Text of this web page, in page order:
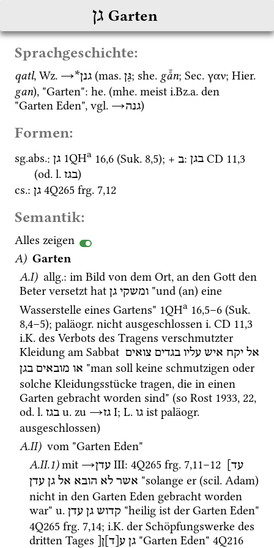
גן Garten
Sprachgeschichte:
qatl, Wz. →גנן* (mas. גַּן; she. gå̄n; Sec. γαν; Hier.
gan), "Garten": he. (mhe. meist i.Bz.a. den
"Garten Eden", vgl. →גנה)
Formen:
sg.abs.: גן 1QHa 16,6 (Suk. 8,5); + ב: בגן CD 11,3
(od. l. בגז)
cs.: גן 4Q265 frg. 7,12
Semantik:
Alles zeigen
A) Garten
A.I) allg.: im Bild von dem Ort, an den Gott den
Beter versetzt hat
ומשקי גן
"und (an) eine
Wasserstelle eines Gartens" 1QHa 16,5–6 (Suk.
8,4–5); paläogr. nicht ausgeschlossen i. CD 11,3
i.K. des Verbots des Tragens verschmutzter
Kleidung am Sabbat
אל יקח איש עליו בגדים צואים
או מובאים בגן
"man soll keine schmutzigen oder
solche Kleidungsstücke tragen, die in einen
Garten gebracht worden sind" (so Rost 1933
od. l. בגז u. zu →גז ‎ I; L. גו ist paläogr.
ausgeschlossen)
A.II) vom "Garten Eden"
A.II.1)mit →עדן ‎ III: 4Q265 frg. 7,11–12
עד]
אשר לא הובא אל גן עדן "solange er (scil. Adam)
nicht in den Garten Eden gebracht worden
war" u. קדוש גן עדן
4Q265 frg. 7,14; i.K. der Schöpfungswerke des
dritten Tages
גן ע[ד]ן[ "Garten Eden" 4Q216